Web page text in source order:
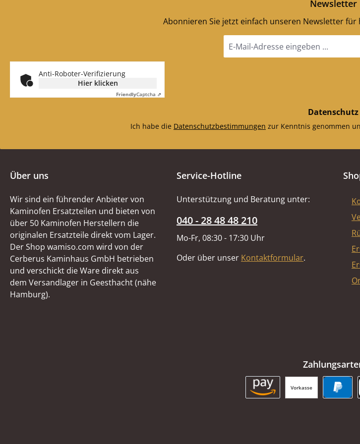
Newsletter
Abonnieren Sie jetzt einfach unseren Newsletter
Mail-
Anti-Roboter-Verifizierung
Hier klicken
FriendlyCaptcha ⇗
Datenschutz
Ich habe die Datenschutzbestimmungen zur Kenntnis genommen
Über uns
Wir sind ein führender Anbieter von
Kaminofen Ersatzteilen und bieten von
über 50 Kaminofen Herstellern die
originalen Ersatzteile direkt vom Lager.
Der Shop wamiso.com wird von der
Cerberus Kaminhaus GmbH betrieben
und verschickt die Ware direkt aus
dem Versandlager in Geesthacht (nähe
Hamburg).
Service-Hotline
Unterstützung und Beratung unter:
040 - 28 48 48 210
Mo-Fr, 08:30 - 17:30 Uhr
Oder über unser Kontaktformular.
Vorkasse